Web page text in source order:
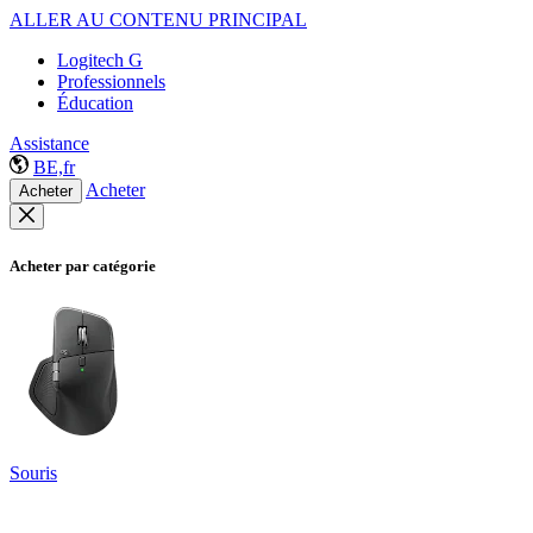
ALLER AU CONTENU PRINCIPAL
Logitech G
Professionnels
Éducation
Assistance
BE,fr
Acheter Acheter
Acheter par catégorie
Souris